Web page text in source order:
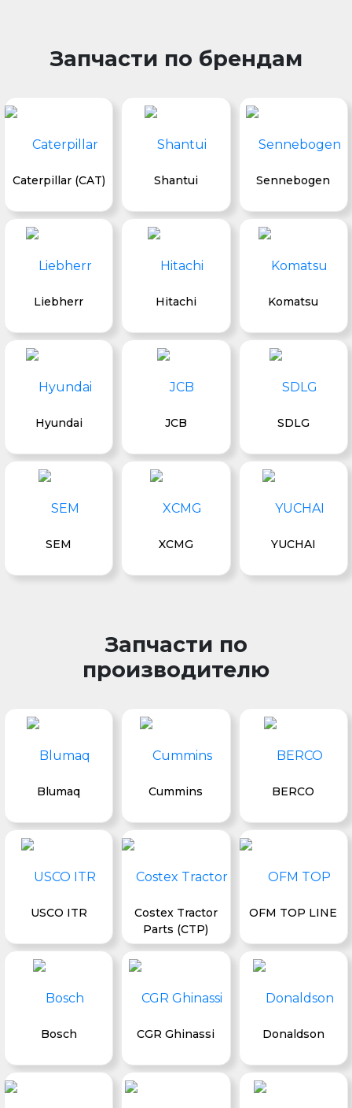
Запчасти по брендам
Caterpillar (CAT) Shantui Sennebogen
Liebherr Hitachi Komatsu
Hyundai JCB SDLG
SEM XCMG YUCHAI
Запчасти по
производителю
Blumaq Cummins BERCO
USCO ITR
Costex Tractor
Parts (CTP)
OFM TOP LINE
Bosch CGR Ghinassi Donaldson